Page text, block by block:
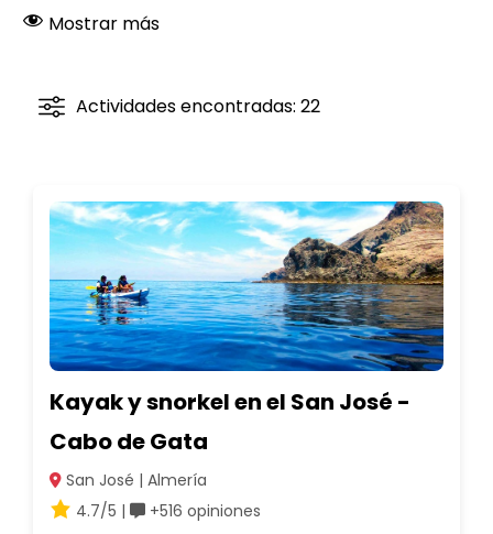
Mostrar más
Actividades encontradas: 22
Kayak y snorkel en el San José -
Cabo de Gata
San José | Almería
4.7/5 |
+516 opiniones